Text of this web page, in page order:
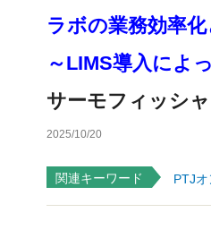
ラボの業務効率
～LIMS導入によ
サーモフィッシ
2025/10/20
関連キーワード PTJ